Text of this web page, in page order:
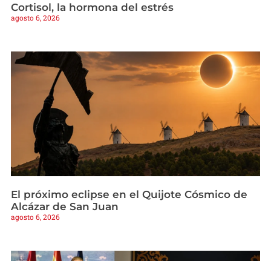
Cortisol, la hormona del estrés
agosto 6, 2026
El próximo eclipse en el Quijote Cósmico de
Alcázar de San Juan
agosto 6, 2026